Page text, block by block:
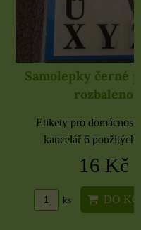
Samolepky černé
rozbaleno
Etikety pro
kancelář 6 použitých
16 Kč
ks DO